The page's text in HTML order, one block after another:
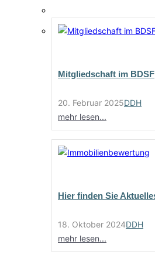
Mitgliedschaft im BDSF
20. Februar 2025DDH
mehr lesen...
Hier finden Sie
18. Oktober 2024DDH
mehr lesen...